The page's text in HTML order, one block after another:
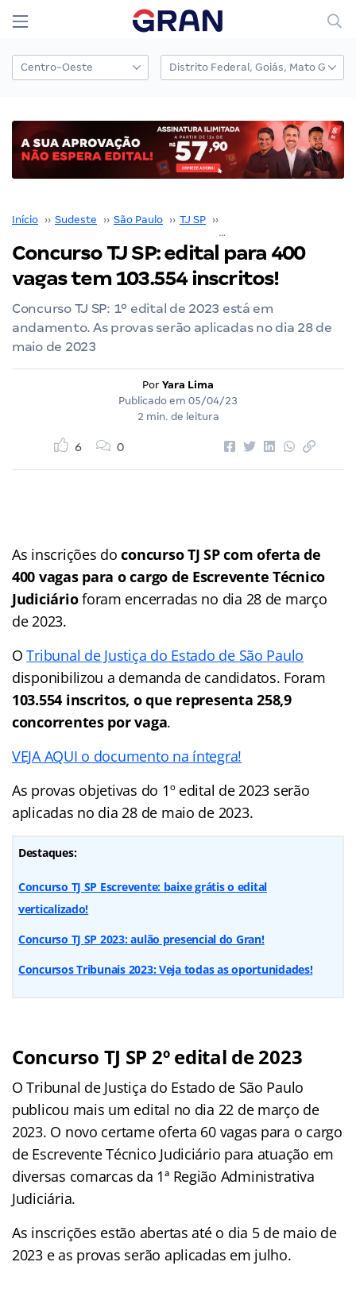
Início ›› Sudeste ›› São Paulo ›› TJ SP ››
Concurso TJ SP: edital para 400
vagas tem 103.554 inscritos!
Concurso TJ SP: 1º edital de 2023 está em
andamento. As provas serão aplicadas no dia 28 de
maio de 2023
Por Yara Lima
Publicado em 05/04/23
2 min. de leitura
6 0
As inscrições doconcurso TJ SP com oferta de
400 vagas para o cargo de Escrevente Técnico
Judiciárioforam encerradas no dia 28 de março
de 2023.
OTribunal de Justiça do Estado de São Paulo
disponibilizou a demanda de candidatos. Foram
103.554 inscritos, o que representa 258,9
concorrentes por vaga.
VEJA AQUI o documento na íntegra!
As provas objetivas do 1º edital de 2023 serão
aplicadas no dia 28 de maio de 2023.
Destaques:
Concurso TJ SP Escrevente: baixe grátis o edital
verticalizado!
Concurso TJ SP 2023: aulão presencial do Gran!
Concursos Tribunais 2023: Veja todas as oportunidades!
Concurso TJ SP 2º edital de 2023
O Tribunal de Justiça do Estado de São Paulo
publicou mais um edital no dia 22 de março de
2023. O novo certame oferta 60 vagas para o cargo
de Escrevente Técnico Judiciário para atuação em
diversas comarcas da 1ª Região Administrativa
Judiciária.
As inscrições estão abertas até o dia 5 de maio de
2023 e as provas serão aplicadas em julho.